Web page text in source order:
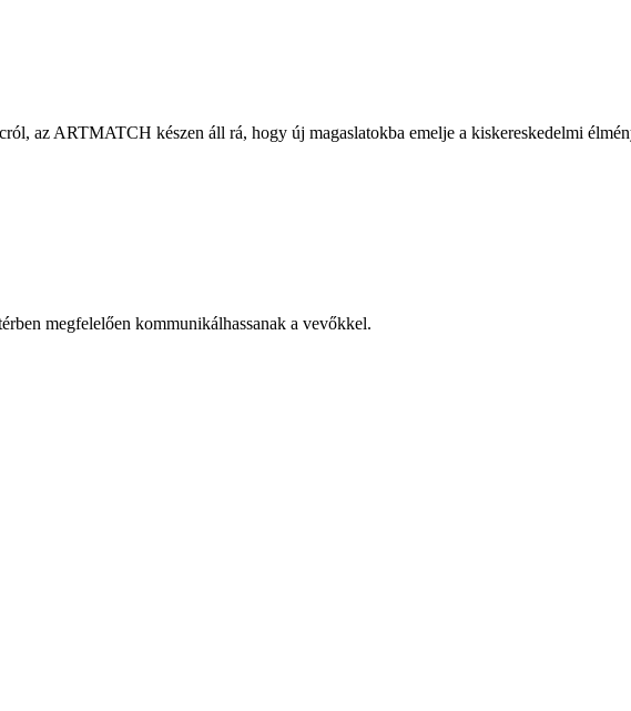
az ARTMATCH készen áll rá, hogy új magaslatokba emelje a kiskereskedelmi
megfelelően kommunikálhassanak a vevőkkel.